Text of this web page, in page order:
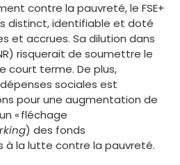
contre la pauvreté, le FSE+
distinct, identifiable et doté
et accrues. Sa dilution dans
risquerait de soumettre le
court terme. De plus,
sociales est
pour une augmentation de
« fléchage
) des fonds
à la lutte contre la pauvreté.